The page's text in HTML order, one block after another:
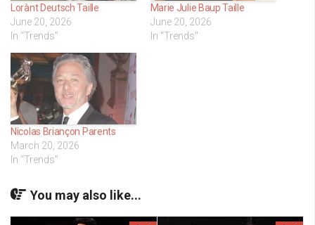
Lorànt Deutsch Taille
June 20, 2026
In "Trends"
Marie Julie Baup Taille
June 20, 2026
In "Trends"
Nicolas Briançon Parents
March 20, 2026
In "Trends"
You may also like...